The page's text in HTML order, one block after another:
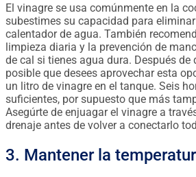
El vinagre se usa comúnmente en la
subestimes su capacidad para
calentador de agua. También
limpieza diaria y la prevención de
de cal si tienes agua dura. Después de
posible que desees aprovechar esta
un litro de vinagre en el tanque. Seis
suficientes, por supuesto que más
Asegúrte de enjuagar el vinagre a
drenaje antes de volver a conectarlo
3. Mantener la